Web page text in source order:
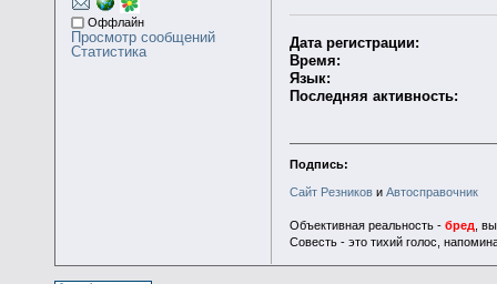
Оффлайн
Просмотр сообщений
Статистика
Дата регистрации:
Время:
Язык:
Последняя активность:
Подпись:
Сайт Резникови Автосправочник
Объективная реальность - бред ,
Совесть - это тихий голос,